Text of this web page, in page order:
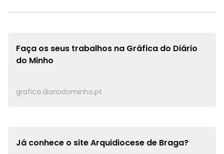
Faça os seus trabalhos na Gráfica do Diário
do Minho
grafica.diariodominho.pt
Já conhece o siteArquidiocese de Braga?